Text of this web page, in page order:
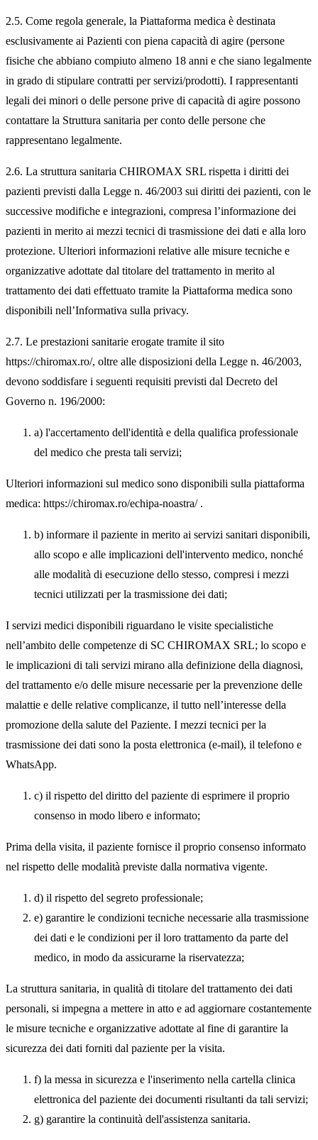
2.5. Come regola generale, la Piattaforma medica è destinata
esclusivamente ai Pazienti con piena capacità di agire (persone
fisiche che abbiano compiuto almeno 18 anni e che siano legalmente
in grado di stipulare contratti per servizi/prodotti). I rappresentanti
legali dei minori o delle persone prive di capacità di agire possono
contattare la Struttura sanitaria per conto delle persone che
rappresentano legalmente.
2.6. La struttura sanitaria CHIROMAX SRL rispetta i diritti dei
pazienti previsti dalla Legge n. 46/2003 sui diritti dei pazienti, con le
successive modifiche e integrazioni, compresa l’informazione dei
pazienti in merito ai mezzi tecnici di trasmissione dei dati e alla loro
protezione. Ulteriori informazioni relative alle misure tecniche e
organizzative adottate dal titolare del trattamento in merito al
trattamento dei dati effettuato tramite la Piattaforma medica sono
disponibili nell’Informativa sulla privacy.
2.7. Le prestazioni sanitarie erogate tramite il sito
https://chiromax.ro/, oltre alle disposizioni della Legge n. 46/2003,
devono soddisfare i seguenti requisiti previsti dal Decreto del
Governo n. 196/2000:
a) l'accertamento dell'identità e della qualifica professionale
del medico che presta tali servizi;
Ulteriori informazioni sul medico sono disponibili sulla piattaforma
medica: https://chiromax.ro/echipa-noastra/ .
b) informare il paziente in merito ai servizi sanitari disponibili,
allo scopo e alle implicazioni dell'intervento medico, nonché
alle modalità di esecuzione dello stesso, compresi i mezzi
tecnici utilizzati per la trasmissione dei dati;
I servizi medici disponibili riguardano le visite specialistiche
nell’ambito delle competenze di SC CHIROMAX SRL; lo scopo e
le implicazioni di tali servizi mirano alla definizione della diagnosi,
del trattamento e/o delle misure necessarie per la prevenzione delle
malattie e delle relative complicanze, il tutto nell’interesse della
promozione della salute del Paziente. I mezzi tecnici per la
trasmissione dei dati sono la posta elettronica (e-mail), il telefono e
WhatsApp.
c) il rispetto del diritto del paziente di esprimere il proprio
consenso in modo libero e informato;
Prima della visita, il paziente fornisce il proprio consenso informato
nel rispetto delle modalità previste dalla normativa vigente.
d) il rispetto del segreto professionale;
e) garantire le condizioni tecniche necessarie alla trasmissione
dei dati e le condizioni per il loro trattamento da parte del
medico, in modo da assicurarne la riservatezza;
La struttura sanitaria, in qualità di titolare del trattamento dei dati
personali, si impegna a mettere in atto e ad aggiornare costantemente
le misure tecniche e organizzative adottate al fine di garantire la
sicurezza dei dati forniti dal paziente per la visita.
f) la messa in sicurezza e l'inserimento nella cartella clinica
elettronica del paziente dei documenti risultanti da tali servizi;
g) garantire la continuità dell'assistenza sanitaria.